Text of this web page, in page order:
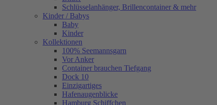
Schlüsselanhänger, Brillencontainer & mehr
Kinder / Babys
Baby
Kinder
Kollektionen
100% Seemannsgarn
Vor Anker
Container brauchen Tiefgang
Dock 10
Einzigartiges
Hafenaugen­blicke
Hamburg Schiffchen